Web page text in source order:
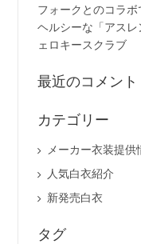
フォークとのコラボ
ヘルシーな「アス
ェロキースクラブ
最近のコメント
カテゴリー
メーカー衣装提供
人気白衣紹介
新発売白衣
タグ